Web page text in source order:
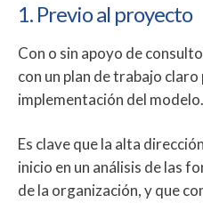
1. Previo al proyecto
Con o sin apoyo de
con un plan de trabajo claro
implementación del modelo.
Es clave que la alta
inicio en un análisis de las
de la organización, y que